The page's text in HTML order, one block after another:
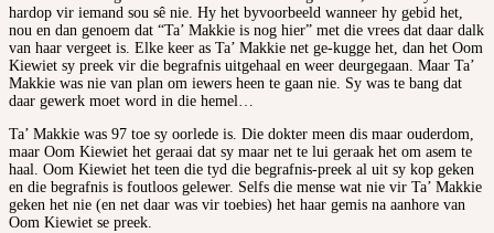
hardop vir iemand sou sê nie. Hy het byvoorbeeld wanneer hy gebid het,
nou en dan genoem dat “Ta’ Makkie is nog hier” met die vrees dat daar dalk
van haar vergeet is. Elke keer as Ta’ Makkie net ge-kugge het, dan het Oom
Kiewiet sy preek vir die begrafnis uitgehaal en weer deurgegaan. Maar Ta’
Makkie was nie van plan om iewers heen te gaan nie. Sy was te bang dat
daar gewerk moet word in die hemel…
Ta’ Makkie was 97 toe sy oorlede is. Die dokter meen dis maar ouderdom,
maar Oom Kiewiet het geraai dat sy maar net te lui geraak het om asem te
haal. Oom Kiewiet het teen die tyd die begrafnis-preek al uit sy kop geken
en die begrafnis is foutloos gelewer. Selfs die mense wat nie vir Ta’ Makkie
geken het nie (en net daar was vir toebies) het haar gemis na aanhore van
Oom Kiewiet se preek.